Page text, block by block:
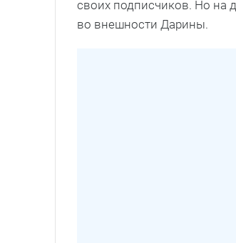
своих подписчиков. Но на
во внешности Дарины.